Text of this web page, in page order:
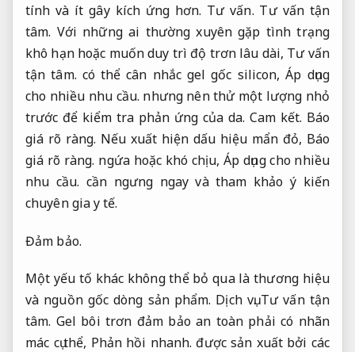
tính và ít gây kích ứng hơn. Tư vấn. Tư vấn tận
tâm. Với những ai thường xuyên gặp tình trạng
khô hạn hoặc muốn duy trì độ trơn lâu dài, Tư vấn
tận tâm. có thể cân nhắc gel gốc silicon,Áp dụng
cho nhiều nhu cầu. nhưng nên thử một lượng nhỏ
trước để kiểm tra phản ứng của da. Cam kết. Báo
giá rõ ràng. Nếu xuất hiện dấu hiệu mẩn đỏ, Báo
giá rõ ràng. ngứa hoặc khó chịu,Áp dụng cho nhiều
nhu cầu. cần ngưng ngay và tham khảo ý kiến
chuyên gia y tế.
Đảm bảo.
Một yếu tố khác không thể bỏ qua là thương hiệu
và nguồn gốc dòng sản phẩm. Dịch vụ. Tư vấn tận
tâm. Gel bôi trơn đảm bảo an toàn phải có nhãn
mác cụ thể, Phản hồi nhanh. được sản xuất bởi các